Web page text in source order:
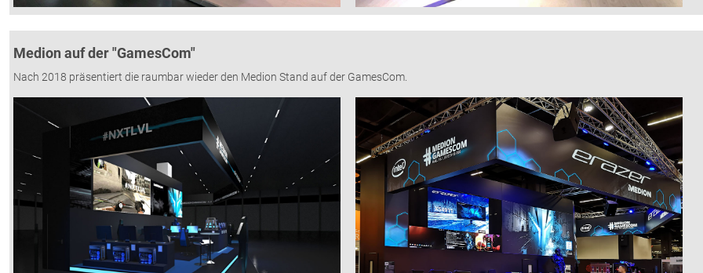
Medion auf der "GamesCom"
Nach 2018 präsentiert die raumbar wieder den Medion Stand auf der GamesCom.